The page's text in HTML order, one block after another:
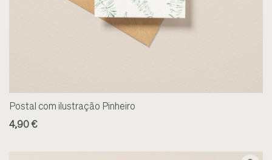
Postal com ilustração Pinheiro
4,90 €